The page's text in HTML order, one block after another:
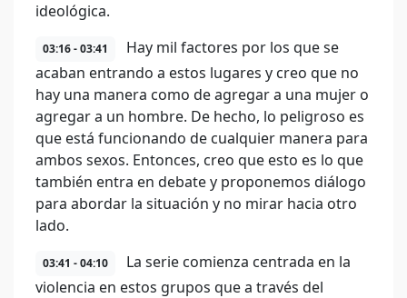
ideológica.
03:16 - 03:41
Hay mil factores por los que se
acaban entrando a estos lugares y creo que no
hay una manera como de agregar a una mujer o
agregar a un hombre. De hecho, lo peligroso es
que está funcionando de cualquier manera para
ambos sexos. Entonces, creo que esto es lo que
también entra en debate y proponemos diálogo
para abordar la situación y no mirar hacia otro
lado.
03:41 - 04:10
La serie comienza centrada en la
violencia en estos grupos que a través del